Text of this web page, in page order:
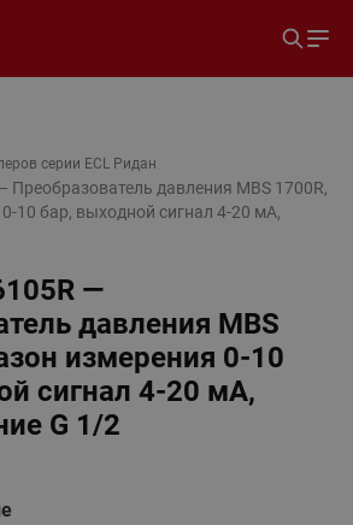
серии ECL Ридан
Преобразователь давления MBS 1700R,
10 бар, выходной сигнал 4-20 мА,
—
давления MBS
измерения 0-10
сигнал 4-20 мА,
G 1/2